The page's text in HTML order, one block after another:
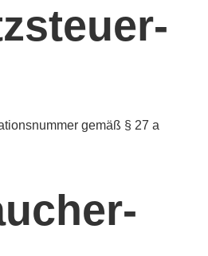
gemäß § 27 a